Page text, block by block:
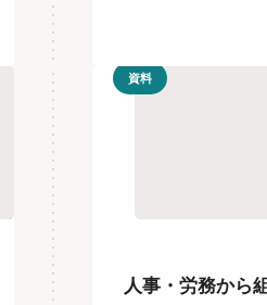
資料
人事・労務から